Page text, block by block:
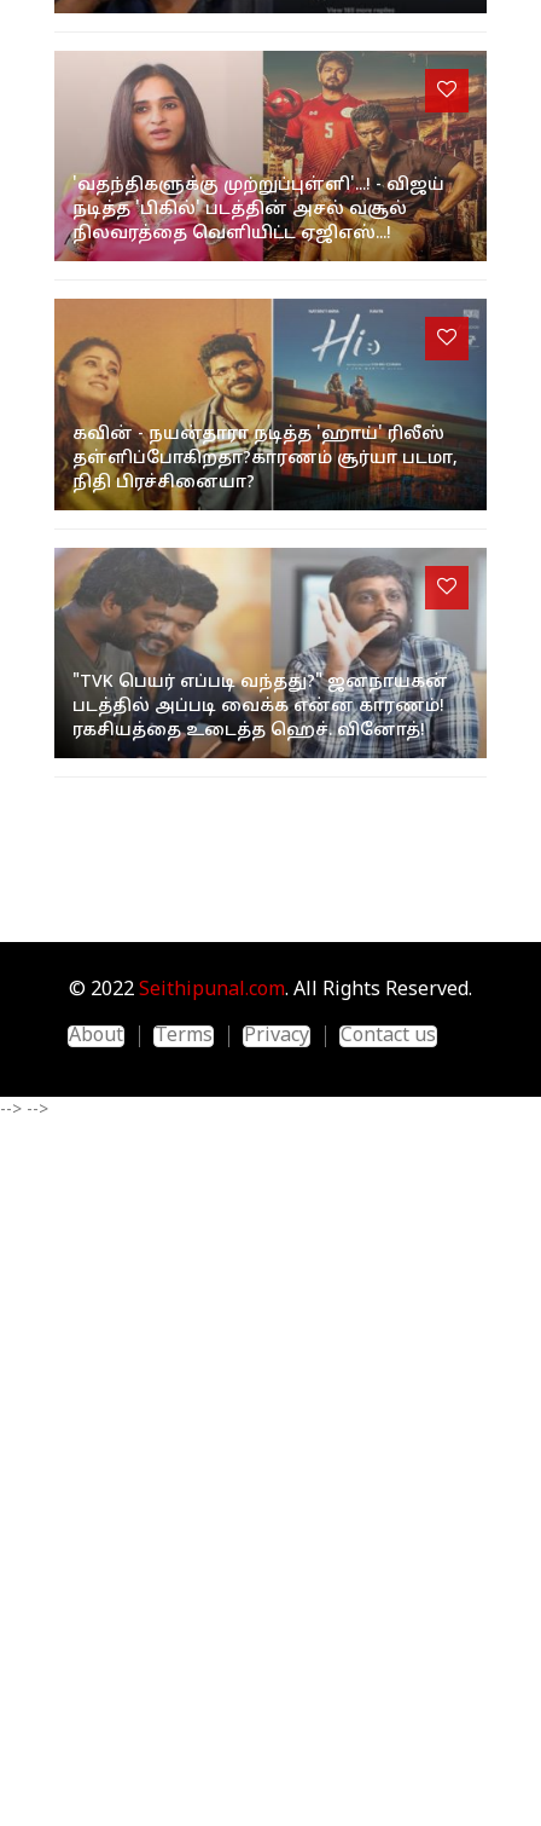
'வதந்திகளுக்கு முற்றுப்புள்ளி'...! - விஜய்
நடித்த 'பிகில்' படத்தின் அசல் வசூல்
நிலவரத்தை வெளியிட்ட ஏஜிஎஸ்...!
கவின் - நயன்தாரா நடித்த 'ஹாய்' ரிலீஸ்
தள்ளிப்போகிறதா?காரணம் சூர்யா படமா,
நிதி பிரச்சினையா?
"TVK பெயர் எப்படி வந்தது?" ஜனநாயகன்
படத்தில் அப்படி வைக்க என்ன காரணம்!
ரகசியத்தை உடைத்த ஹெச். வினோத்!
© 2022 Seithipunal.com. All Rights Reserved.
About
Terms Privacy Contact us
--> -->